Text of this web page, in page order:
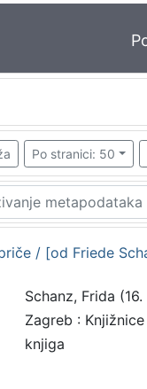
Po stranici: 50
/ [od Friede
Schanz, Frida (16.
Zagreb :
knjiga